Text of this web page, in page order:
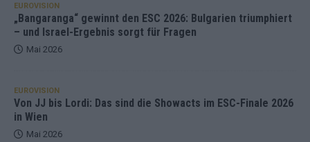
EUROVISION
„Bangaranga“ gewinnt den ESC 2026: Bulgarien triumphiert
– und Israel-Ergebnis sorgt für Fragen
Mai 2026
EUROVISION
Von JJ bis Lordi: Das sind die Showacts im ESC-Finale 2026
in Wien
Mai 2026